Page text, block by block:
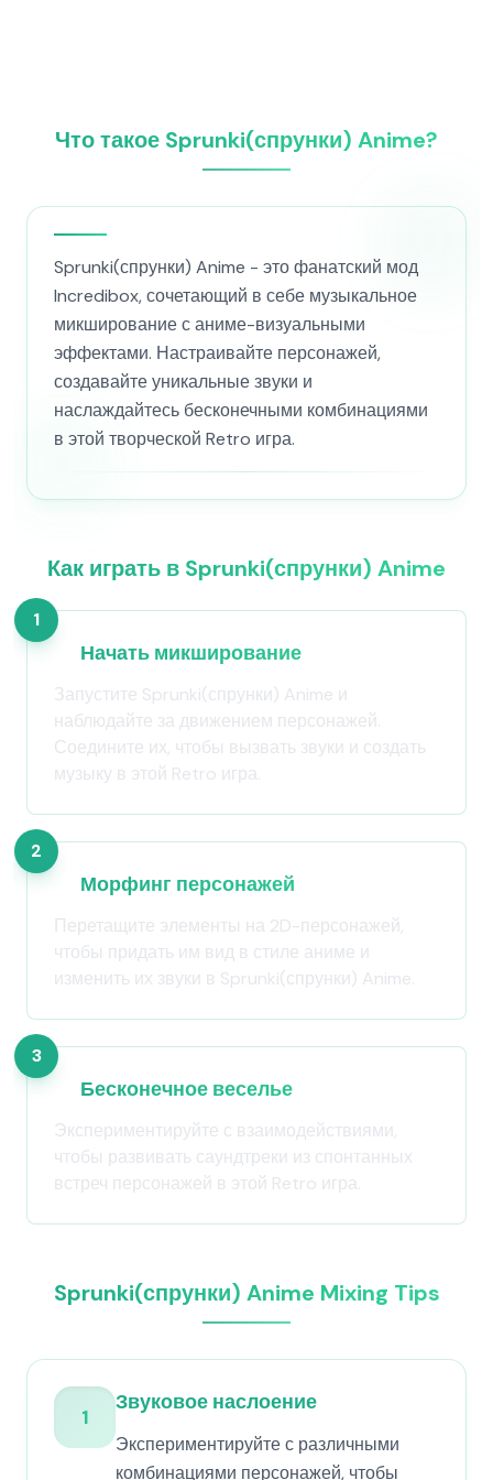
Что такое Sprunki(спрунки) Anime?
Sprunki(спрунки) Anime - это фанатский мод
Incredibox, сочетающий в себе музыкальное
микширование с аниме-визуальными
эффектами. Настраивайте персонажей,
создавайте уникальные звуки и
наслаждайтесь бесконечными комбинациями
в этой творческой Retro игра.
Как играть в Sprunki(спрунки) Anime
1
Начать микширование
Запустите Sprunki(спрунки) Anime и
наблюдайте за движением персонажей.
Соедините их, чтобы вызвать звуки и создать
музыку в этой Retro игра.
2
Морфинг персонажей
Перетащите элементы на 2D-персонажей,
чтобы придать им вид в стиле аниме и
изменить их звуки в Sprunki(спрунки) Anime.
3
Бесконечное веселье
Экспериментируйте с взаимодействиями,
чтобы развивать саундтреки из спонтанных
встреч персонажей в этой Retro игра.
Sprunki(спрунки) Anime Mixing Tips
1
Звуковое наслоение
Экспериментируйте с различными
комбинациями персонажей, чтобы